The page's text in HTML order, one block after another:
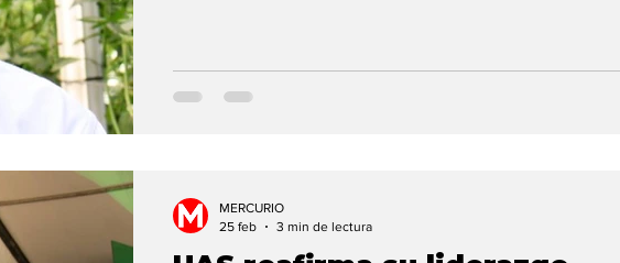
MERCURIO
25 feb
3 min de lectura